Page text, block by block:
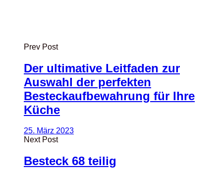
Prev Post
Der ultimative Leitfaden zur
Auswahl der perfekten
Besteckaufbewahrung für Ihre
Küche
25. März 2023
Next Post
Besteck 68 teilig